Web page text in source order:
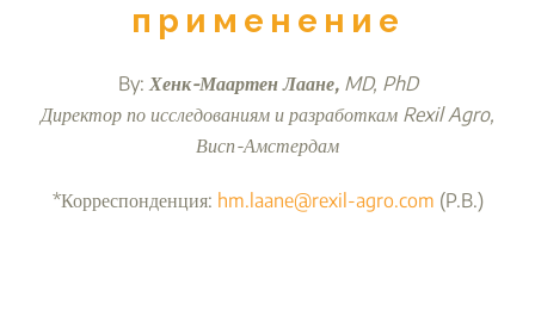
применение
By:Хенк-Маартен Лаане, MD, PhD
Директор по исследованиям и разработкам Rexil Agro,
Висп-Амстердам
*Корреспонденция: hm.laane@rexil-agro.com (P.B.)